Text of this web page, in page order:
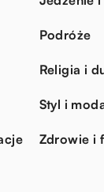
Podróże
Religia i
Styl i
Zdrowie i